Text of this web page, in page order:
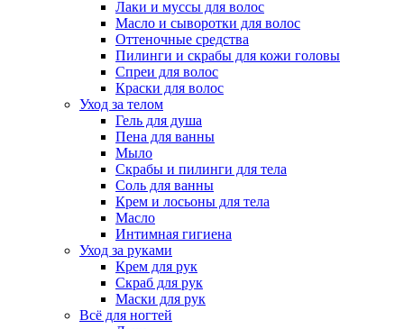
Лаки и муссы для волос
Масло и сыворотки для волос
Оттеночные средства
Пилинги и скрабы для кожи головы
Спреи для волос
Краски для волос
Уход за телом
Гель для душа
Пена для ванны
Мыло
Скрабы и пилинги для тела
Соль для ванны
Крем и лосьоны для тела
Масло
Интимная гигиена
Уход за руками
Крем для рук
Скраб для рук
Маски для рук
Всё для ногтей